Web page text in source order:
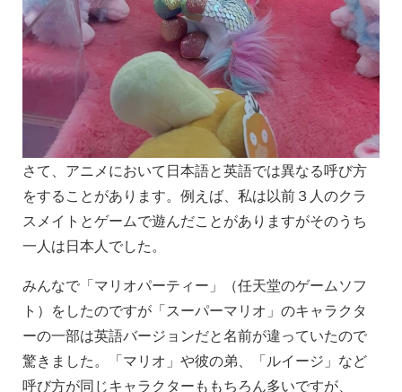
さて、アニメにおいて日本語と英語では異なる呼び方
をすることがあります。例えば、私は以前３人のクラ
スメイトとゲームで遊んだことがありますがそのうち
一人は日本人でした。
みんなで「マリオパーティー」（任天堂のゲームソフ
ト）をしたのですが「スーパーマリオ」のキャラクタ
ーの一部は英語バージョンだと名前が違っていたので
驚きました。「マリオ」や彼の弟、「ルイージ」など
呼び方が同じキャラクターももちろん多いですが、